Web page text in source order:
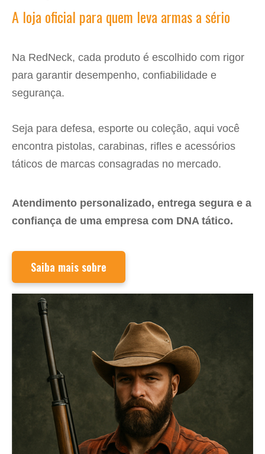
A loja oficial para quem leva armas a sério
Na RedNeck, cada produto é escolhido com rigor
para garantir desempenho, confiabilidade e
segurança.
Seja para defesa, esporte ou coleção, aqui você
encontra pistolas, carabinas, rifles e acessórios
táticos de marcas consagradas no mercado.
Atendimento personalizado, entrega segura e a
confiança de uma empresa com DNA tático.
Saiba mais sobre